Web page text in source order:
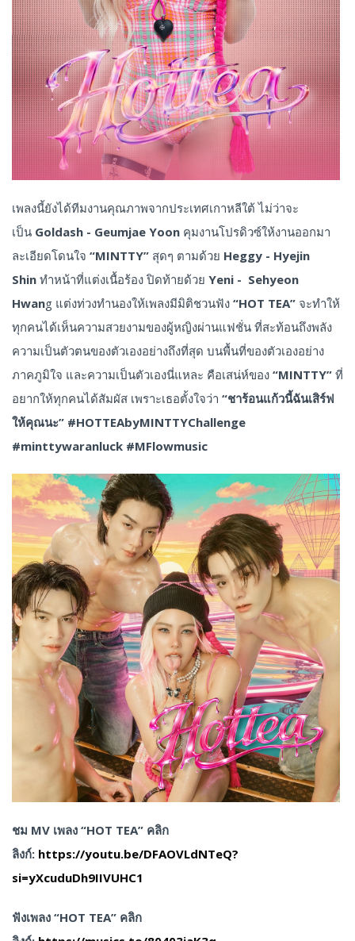
เพลงนี้ยังได้ทีมงานคุณภาพจากประเทศเกาหลีใต้ ไม่ว่าจะ
เป็น Goldash - Geumjae Yoon คุมงานโปรดิวซ์ให้งานออกมา
ละเอียดโดนใจ “MINTTY” สุดๆ ตามด้วย Heggy - Hyejin
Shin ทำหน้าที่แต่งเนื้อร้อง ปิดท้ายด้วย Yeni - Sehyeon
Hwang แต่งท่วงทำนองให้เพลงมีมิติชวนฟัง “HOT TEA” จะทำให้
ทุกคนได้เห็นความสวยงามของผู้หญิงผ่านแฟชั่น ที่สะท้อนถึงพลัง
ความเป็นตัวตนของตัวเองอย่างถึงที่สุด บนพื้นที่ของตัวเองอย่าง
ภาคภูมิใจ และความเป็นตัวเองนี่แหละ คือเสน่ห์ของ “MINTTY” ที่
อยากให้ทุกคนได้สัมผัส เพราะเธอตั้งใจว่า “ชาร้อนแก้วนี้ฉันเสิร์ฟ
ให้คุณนะ” #HOTTEAbyMINTTYChallenge
#minttywaranluck #MFlowmusic
ชม MV เพลง “HOT TEA” คลิก
ลิงก์: https://youtu.be/DFAOVLdNTeQ?
si=yXcuduDh9IIVUHC1
ฟังเพลง “HOT TEA” คลิก